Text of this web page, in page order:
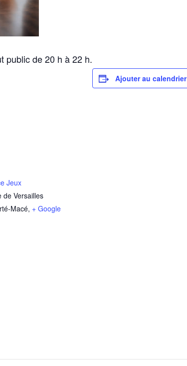
public de 20 h à 22 h.
Ajouter au calendrier
Jeux
de Versailles
Macé, + Google